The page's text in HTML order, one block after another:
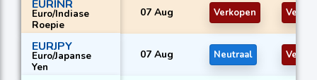
EURINR
Euro/Indiase
Roepie
07 Aug Verkopen
EURJPY
Euro/Japanse
Yen
07 Aug Neutraal